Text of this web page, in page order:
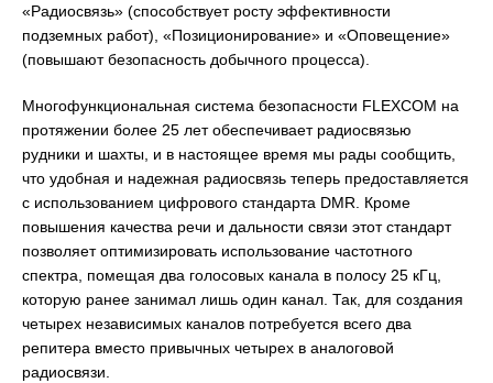
«Радиосвязь» (способствует росту эффективности
подземных работ), «Позиционирование» и «Оповещение»
(повышают безопасность добычного процесса).
Многофункциональная система безопасности FLEXCOM на
протяжении более 25 лет обеспечивает радиосвязью
рудники и шахты, и в настоящее время мы рады сообщить,
что удобная и надежная радиосвязь теперь предоставляется
с использованием цифрового стандарта DMR. Кроме
повышения качества речи и дальности связи этот стандарт
позволяет оптимизировать использование частотного
спектра, помещая два голосовых канала в полосу 25 кГц,
которую ранее занимал лишь один канал. Так, для создания
четырех независимых каналов потребуется всего два
репитера вместо привычных четырех в аналоговой
радиосвязи.